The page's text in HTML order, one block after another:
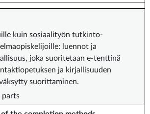
kuin sosiaalityön tutkinto-
luennot ja
joka suoritetaan e-tenttinä
ja kirjallisuuden
suorittaminen.
parts